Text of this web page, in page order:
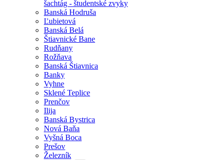
šachtág - študentské zvyky
Banská Hodruša
Ľubietová
Banská Belá
Štiavnické Bane
Rudňany
Rožňava
Banská Štiavnica
Banky
Vyhne
Sklené Teplice
Prenčov
Ilija
Banská Bystrica
Nová Baňa
Vyšná Boca
Prešov
Železník